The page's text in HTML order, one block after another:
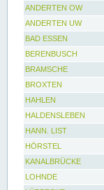
ANDERTEN OW
ANDERTEN UW
BAD ESSEN
BERENBUSCH
BRAMSCHE
BROXTEN
HAHLEN
HALDENSLEBEN
HANN. LIST
HÖRSTEL
KANALBRÜCKE
LOHNDE